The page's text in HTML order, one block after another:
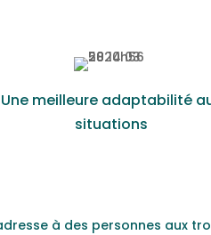
Une meilleure adaptabilité
situations
à des personnes aux